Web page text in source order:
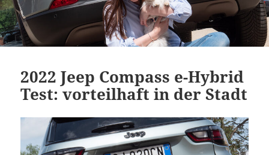
2022 Jeep Compass e-Hybrid
Test: vorteilhaft in der Stadt